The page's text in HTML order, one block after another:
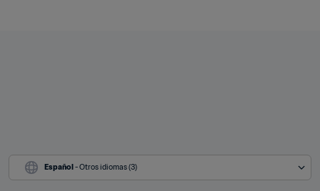
Español - Otros idiomas (3)